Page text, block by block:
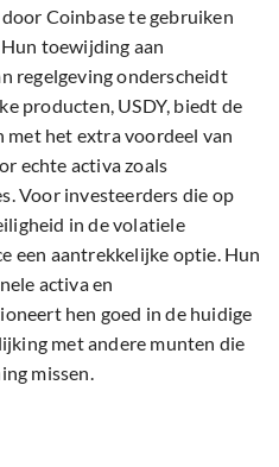
Coinbase te gebruiken
toewijding aan
regelgeving onderscheidt
producten, USDY, biedt de
het extra voordeel van
echte activa zoals
Voor investeerders die op
in de volatiele
een aantrekkelijke optie. Hun
activa en
hen goed in de huidige
met andere munten die
missen.